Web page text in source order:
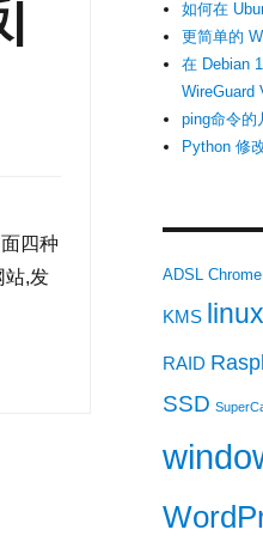
|
四种
站,发
Instant Screen Capture
如何在
更简单的
在 Debian
WireGuard
ping命令的
Python 修
ADSL Chrome
KMS linux
RAID
SSD